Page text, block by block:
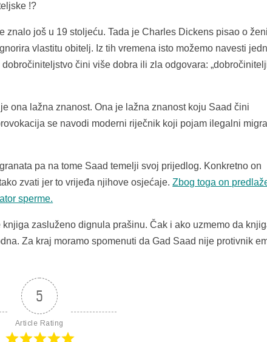
!?
znalo još u 19 stoljeću. Tada je Charles Dickens pisao o
vlastitu obitelj. Iz tih vremena isto možemo navesti
čini više dobra ili zla odgovara:
ona lažna znanost. Ona je lažna znanost koju Saad čini
se navodi moderni riječnik koji pojam ilegalni
pa na tome Saad temelji svoj prijedlog. Konkretno on
zvati jer to vrijeđa njihove osjećaje.Zbog toga on
sperme.
zasluženo dignula prašinu. Čak i ako uzmemo da
Za kraj moramo spomenuti da Gad Saad nije protivnik
5
Article Rating